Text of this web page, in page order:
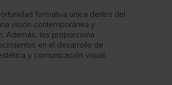
formativa única dentro del
visión contemporánea y
Además, les proporciona
en el desarrollo de
y comunicación visual.